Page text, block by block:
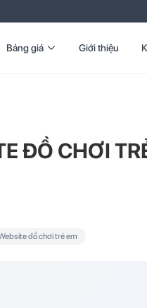
Bảng giá Giới thiệu
ĐỒ CHƠI
đồ chơi trẻ em